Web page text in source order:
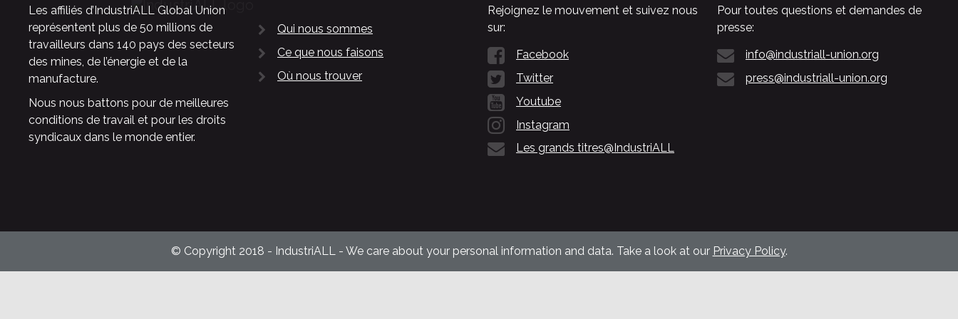
Les affiliés d’IndustriALL Global Union
représentent plus de 50 millions de
travailleurs dans 140 pays des secteurs
des mines, de l’énergie et de la
manufacture.
Nous nous battons pour de meilleures
conditions de travail et pour les droits
syndicaux dans le monde entier.
Qui nous sommes
Ce que nous faisons
Où nous trouver
Rejoignez le mouvement et suivez nous
sur:
Facebook
Twitter
Youtube
Instagram
Les grands titres@IndustriALL
Pour toutes questions et demandes de
presse:
info@industriall-union.org
press@industriall-union.org
© Copyright 2018 - IndustriALL - We care about your personal information and data. Take a look at our Privacy Policy.